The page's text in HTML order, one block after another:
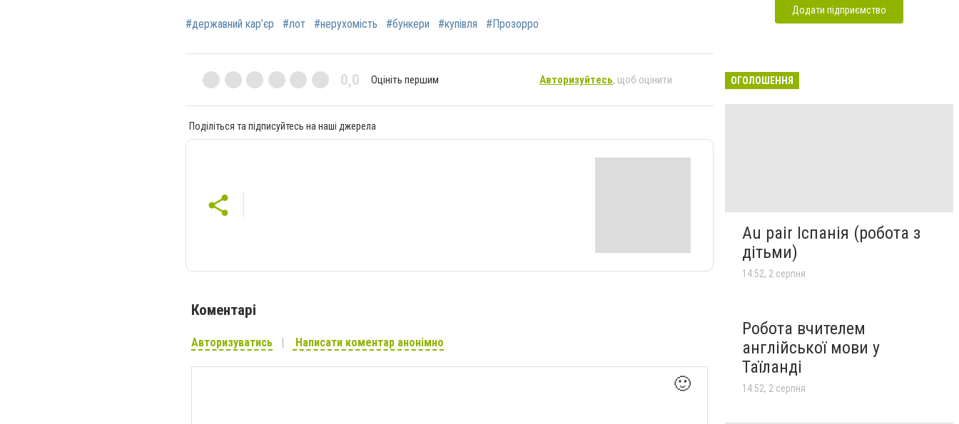
#державний кар’єр #лот #нерухомість #бункери #купівля #Прозорро
0,0 Оцініть першим Авторизуйтесь, щоб оцінити
Поділіться та підписуйтесь на наші джерела
Коментарі
Авторизуватись Написати коментар анонімно
🙂
Додати підприємство
ОГОЛОШЕННЯ
Au pair Іспанія (робота з
дітьми)
14:52, 2 серпня
Робота вчителем
англійської мови у
Таїланді
14:52, 2 серпня